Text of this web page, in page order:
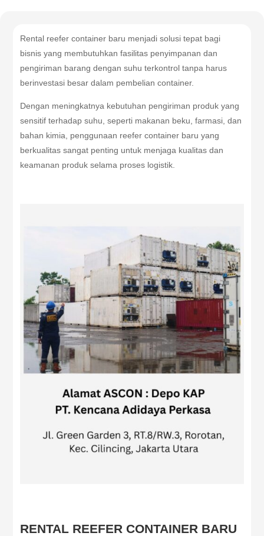
Rental reefer container baru menjadi solusi tepat bagi
bisnis yang membutuhkan fasilitas penyimpanan dan
pengiriman barang dengan suhu terkontrol tanpa harus
berinvestasi besar dalam pembelian container.
Dengan meningkatnya kebutuhan pengiriman produk yang
sensitif terhadap suhu, seperti makanan beku, farmasi, dan
bahan kimia, penggunaan reefer container baru yang
berkualitas sangat penting untuk menjaga kualitas dan
keamanan produk selama proses logistik.
RENTAL REEFER CONTAINER BARU